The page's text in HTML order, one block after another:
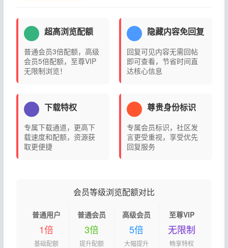
超高浏览配额
普通会员3倍配额，高级
会员5倍配额，至尊VIP
无限制浏览！
隐藏内容免回复
回复可见内容无需回帖
即可查看，节省时间直
达核心信息
下载特权
专属下载通道，更高下
载速度和配额，资源获
取更便捷
尊贵身份标识
专属会员标识，社区发
言更受重视，享受优先
回复服务
会员等级浏览配额对比
普通用户
1倍
基础配额
普通会员
3倍
提升配额
高级会员
5倍
大幅提升
至尊VIP
无限制
畅享特权